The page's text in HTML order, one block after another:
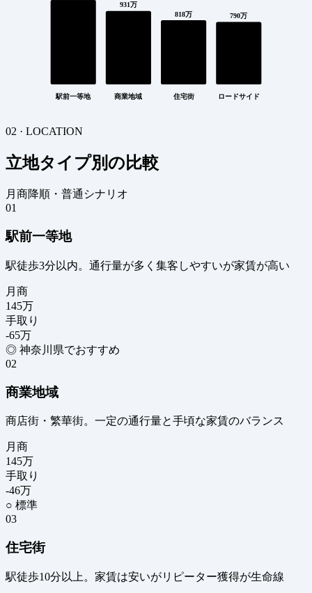
駅前一等地
931万
商業地域
818万
住宅街
790万
ロードサイド
02 · LOCATION
立地タイプ別の比較
月商降順・普通シナリオ
01
駅前一等地
駅徒歩3分以内。通行量が多く集客しやすいが家賃が高い
月商
145万
手取り
-65万
◎ 神奈川県でおすすめ
02
商業地域
商店街・繁華街。一定の通行量と手頃な家賃のバランス
月商
145万
手取り
-46万
○ 標準
03
住宅街
駅徒歩10分以上。家賃は安いがリピーター獲得が生命線